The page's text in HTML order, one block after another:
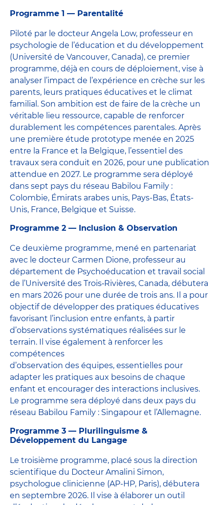
Programme 1 — Parentalité
Piloté par le docteur Angela Low, professeur en
psychologie de l’éducation et du développement
(Université de Vancouver, Canada), ce premier
programme, déjà en cours de déploiement, vise à
analyser l’impact de l’expérience en crèche sur les
parents, leurs pratiques éducatives et le climat
familial. Son ambition est de faire de la crèche un
véritable lieu ressource, capable de renforcer
durablement les compétences parentales. Après
une première étude prototype menée en 2025
entre la France et la Belgique, l’essentiel des
travaux sera conduit en 2026, pour une publication
attendue en 2027. Le programme sera déployé
dans sept pays du réseau Babilou Family :
Colombie, Émirats arabes unis, Pays-Bas, États-
Unis, France, Belgique et Suisse.
Programme 2 — Inclusion & Observation
Ce deuxième programme, mené en partenariat
avec le docteur Carmen Dione, professeur au
département de Psychoéducation et travail social
de l’Université des Trois‑Rivières, Canada, débutera
en mars 2026 pour une durée de trois ans. Il a pour
objectif de développer des pratiques éducatives
favorisant l’inclusion entre enfants, à partir
d’observations systématiques réalisées sur le
terrain. Il vise également à renforcer les
compétences
d’observation des équipes, essentielles pour
adapter les pratiques aux besoins de chaque
enfant et encourager des interactions inclusives.
Le programme sera déployé dans deux pays du
réseau Babilou Family : Singapour et l’Allemagne.
Programme 3 — Plurilinguisme &
Développement du Langage
Le troisième programme, placé sous la direction
scientifique du Docteur Amalini Simon,
psychologue clinicienne (AP-HP, Paris), débutera
en septembre 2026. Il vise à élaborer un outil